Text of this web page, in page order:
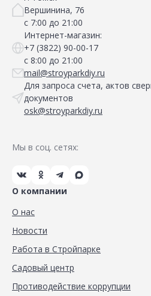
Вершинина, 76
с 7:00 до 21:00
Интернет-магазин:
+7 (3822) 90-00-17
с 8:00 до 21:00
mail@stroyparkdiy.ru
Для запроса счета, актов
документов
osk@stroyparkdiy.ru
Мы в соц. сетях:
О компании
О нас
Новости
Работа в Стройпарке
Садовый центр
Противодействие коррупции